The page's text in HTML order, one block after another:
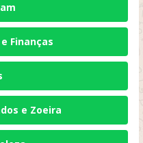
Finanças
e Zoeira